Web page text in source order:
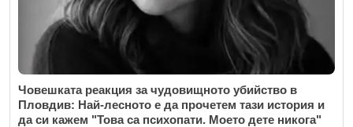
Човешката реакция за чудовищното убийство в
Пловдив: Най-лесното е да прочетем тази история и
да си кажем "Това са психопати. Моето дете никога"